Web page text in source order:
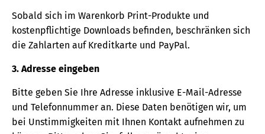
Sobald sich im Warenkorb Print-Produkte und
kostenpflichtige Downloads befinden, beschränken sich
die Zahlarten auf Kreditkarte und PayPal.
3. Adresse eingeben
Bitte geben Sie Ihre Adresse inklusive E-Mail-Adresse
und Telefonnummer an. Diese Daten benötigen wir, um
bei Unstimmigkeiten mit Ihnen Kontakt aufnehmen zu